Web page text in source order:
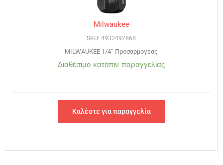
Milwaukee
SKU: 4932492868
MILWAUKEE 1/4˝ Προσαρμογέας
Διαθέσιμο κατόπιν παραγγελίας
Καλέστε για παραγγελία